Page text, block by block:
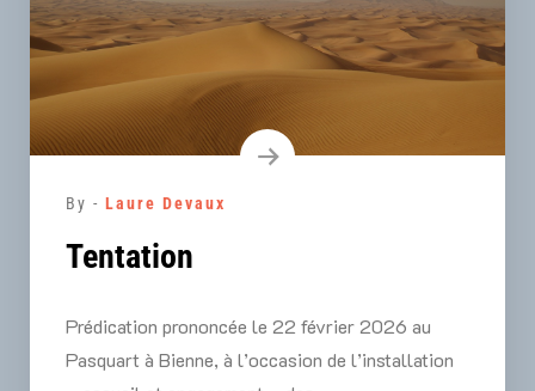
By - Laure Devaux
Tentation
Prédication prononcée le 22 février 2026 au
Pasquart à Bienne, à l’occasion de l’installation